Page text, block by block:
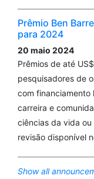
Prêmio Ben
para 2024
20 maio 2024
Prêmios de até
pesquisadores de
com financiamento
carreira e
ciências da vida
revisão disponível
Show all